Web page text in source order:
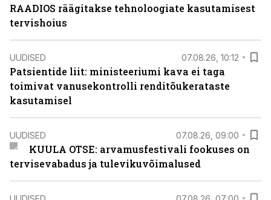
RAADIOS räägitakse tehnoloogiate kasutamisest
tervishoius
UUDISED 07.08.26, 10:12
Patsientide liit: ministeeriumi kava ei taga
toimivat vanusekontrolli renditõukerataste
kasutamisel
UUDISED 07.08.26, 09:00
KUULA OTSE: arvamusfestivali fookuses on
tervisevabadus ja tulevikuvõimalused